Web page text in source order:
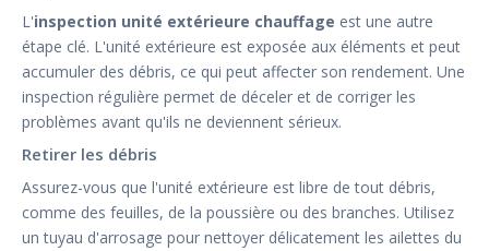
L'inspection unité extérieure chauffage est une autre
étape clé. L'unité extérieure est exposée aux éléments et peut
accumuler des débris, ce qui peut affecter son rendement. Une
inspection régulière permet de déceler et de corriger les
problèmes avant qu'ils ne deviennent sérieux.
Retirer les débris
Assurez-vous que l'unité extérieure est libre de tout débris,
comme des feuilles, de la poussière ou des branches. Utilisez
un tuyau d'arrosage pour nettoyer délicatement les ailettes du